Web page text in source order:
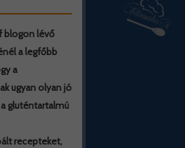
blogon lévő
a legfőbb
a
ugyan olyan jó
gluténtartalmú
recepteket,